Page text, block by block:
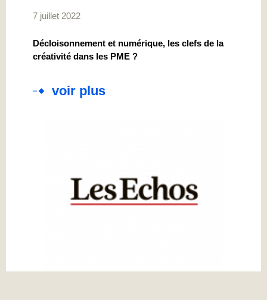
7 juillet 2022
Décloisonnement et numérique, les clefs de la
créativité dans les PME ?
voir plus